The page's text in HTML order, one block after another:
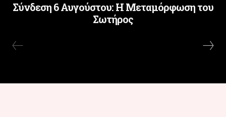
Σύνδεση 6 Αυγούστου: Η Μεταμόρφωση του
Σωτήρος